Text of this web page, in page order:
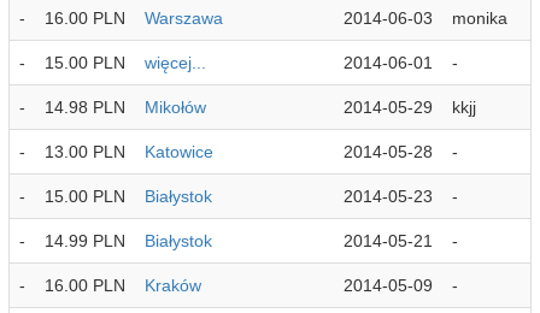
- 16.00 PLN Warszawa 2014-06-03 monika
- 15.00 PLN więcej... 2014-06-01 -
- 14.98 PLN Mikołów 2014-05-29 kkjj
- 13.00 PLN Katowice 2014-05-28 -
- 15.00 PLN Białystok 2014-05-23 -
- 14.99 PLN Białystok 2014-05-21 -
- 16.00 PLN Kraków 2014-05-09 -